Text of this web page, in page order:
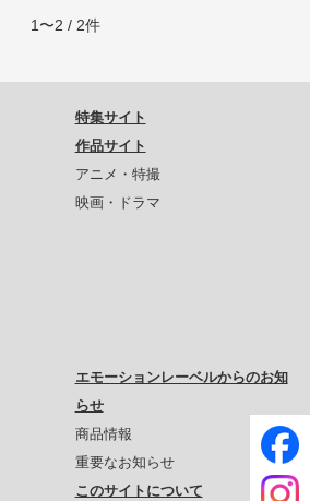
1〜2 / 2件
特集サイト
作品サイト
アニメ・特撮
映画・ドラマ
エモーションレーベルからのお知
らせ
商品情報
重要なお知らせ
このサイトについて